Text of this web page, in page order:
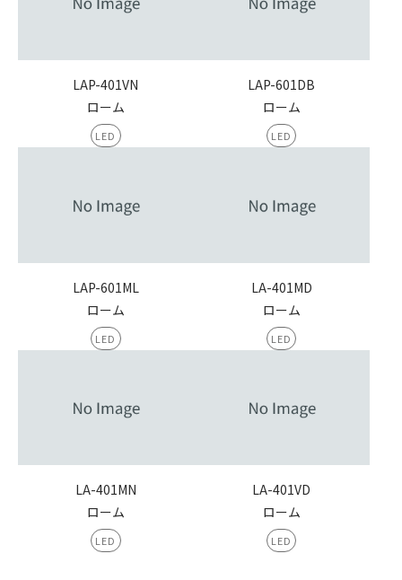
LAP-401VN
ローム
LED
LAP-601DB
ローム
LED
LAP-601ML
ローム
LED
LA-401MD
ローム
LED
LA-401MN
ローム
LED
LA-401VD
ローム
LED